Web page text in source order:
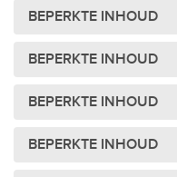
BEPERKTE INHOUD
BEPERKTE INHOUD
BEPERKTE INHOUD
BEPERKTE INHOUD